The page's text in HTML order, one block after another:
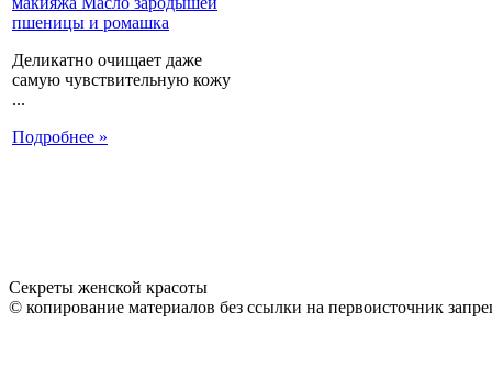
Деликатно очищает даже
самую чувствительную кожу
...
Подробнее »
Секреты женской красоты
© копирование материалов без ссылки на первоисточник